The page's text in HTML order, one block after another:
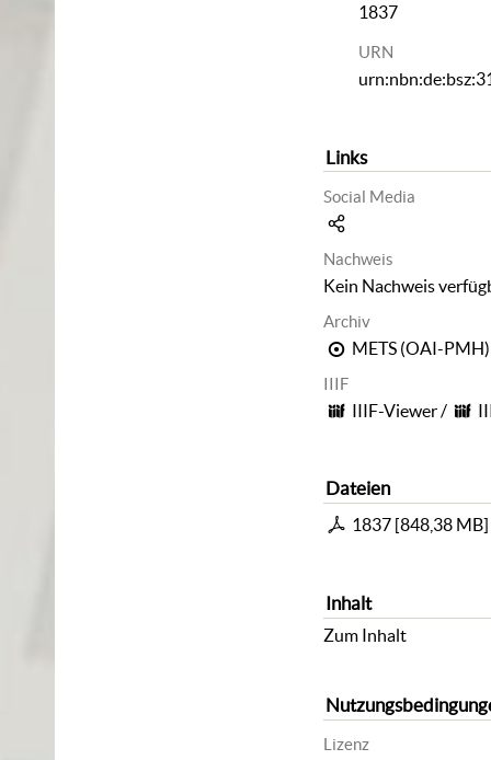
1837
URN
Links
Social Media
Nachweis
Kein Nachweis
Archiv
METS (OAI-PMH)
IIIF
IIIF-Viewer/
Dateien
1837[848,38 MB]
Inhalt
Zum Inhalt
Lizenz